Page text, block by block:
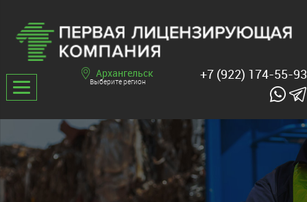
Архангельск
Выберите регион +7 (922) 174-55-93